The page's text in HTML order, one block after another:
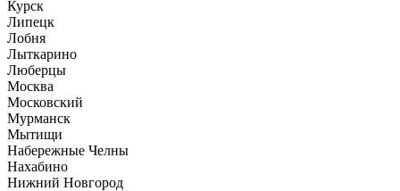
Курск
Липецк
Лобня
Лыткарино
Люберцы
Москва
Московский
Мурманск
Мытищи
Набережные Челны
Нахабино
Нижний Новгород